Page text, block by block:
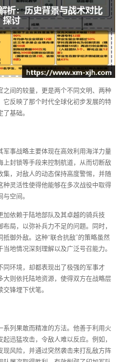
之间的较量，更是两个不同文明、两种
反映了那个时代全球化初步发展的特
基础。
事战略主要体现在高效利用海洋力量
封锁等手段来控制航道，从而切断敌
，对敌人的动态保持高度警惕，并随
种灵活性使得他能够在多次战役中取得
空间。
依赖于陆地部队及其卓越的骑兵技
局，以弥补兵力不足的问题。同时，
御外敌。这种“联合抗敌”的策略虽然
地情况深刻理解以及广泛号召能力。
环境，却都表现出了极强的军事才
大则依托陆地资源，使得双方在战略层
锋埋下伏笔。
列果敢而精准的方法。他善于利用火
迅猛攻击，令敌人难以反应。例如，
风险，并通过突然袭击来打乱敌方阵